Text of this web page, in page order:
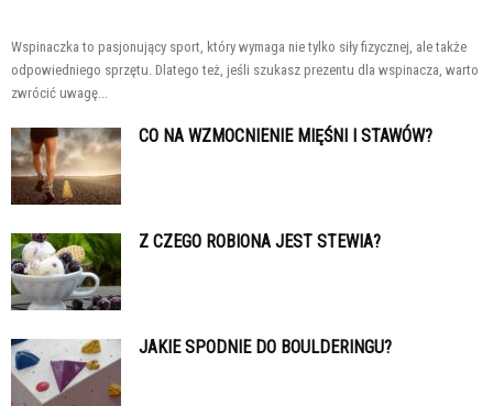
Wspinaczka to pasjonujący sport, który wymaga nie tylko siły fizycznej, ale także
odpowiedniego sprzętu. Dlatego też, jeśli szukasz prezentu dla wspinacza, warto
zwrócić uwagę...
CO NA WZMOCNIENIE MIĘŚNI I STAWÓW?
Z CZEGO ROBIONA JEST STEWIA?
JAKIE SPODNIE DO BOULDERINGU?